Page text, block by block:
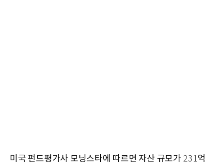
미국 펀드평가사 모닝스타에 따르면 자산 규모가 231억